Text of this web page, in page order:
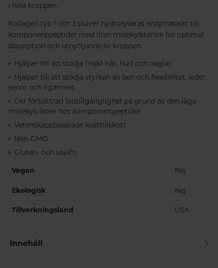
i hela kroppen.
Kollagen typ 1 och 3 pulver hydrolyseras enzymatiskt till
komponentpeptider med liten molekylstorlek för optimal
absorption och utnyttjande av kroppen.
Hjälper till att stödja friskt hår, hud och naglar
Hjälper till att stödja styrkan av ben och flexibilitet, leder,
senor och ligament
Ger förbättrad biotillgänglighet på grund av den låga
molekylvikten hos komponentpeptider
Vetenskapsbaserade kosttillskott
Non-GMO
Gluten- och sojafri
Vegan Nej
Ekologisk Nej
Tillverkningsland USA
Innehåll